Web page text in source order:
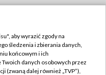
TVP
aby wyrazić zgody na
śledzenia i zbierania danych,
końcowym i ich
danych osobowych przez
(zwaną dalej również „TVP”),